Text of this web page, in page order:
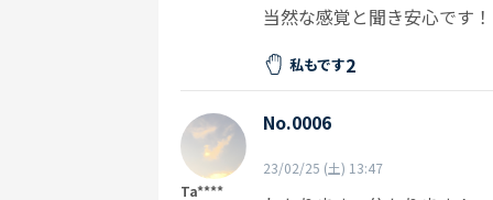
当然な感覚と聞き安心です
私もです2
Ta****
No.0006
23/02/25 (土) 13:47